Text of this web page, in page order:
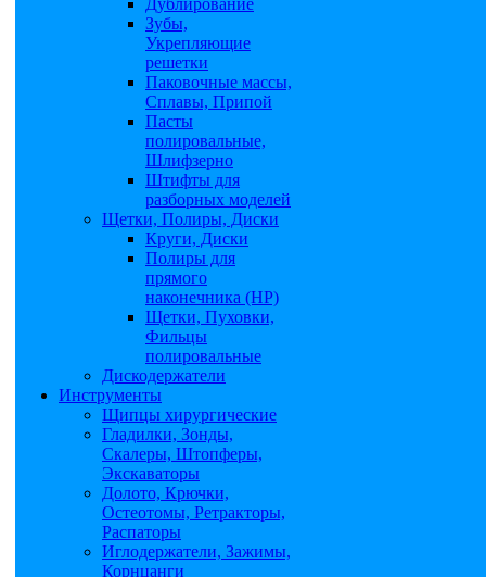
Дублирование
Зубы,
Укрепляющие
решетки
Паковочные массы,
Сплавы, Припой
Пасты
полировальные,
Шлифзерно
Штифты для
разборных моделей
Щетки, Полиры, Диски
Круги, Диски
Полиры для
прямого
наконечника (НР)
Щетки, Пуховки,
Фильцы
полировальные
Дискодержатели
Инструменты
Щипцы хирургические
Гладилки, Зонды,
Скалеры, Штопферы,
Экскаваторы
Долото, Крючки,
Остеотомы, Ретракторы,
Распаторы
Иглодержатели, Зажимы,
Корнцанги